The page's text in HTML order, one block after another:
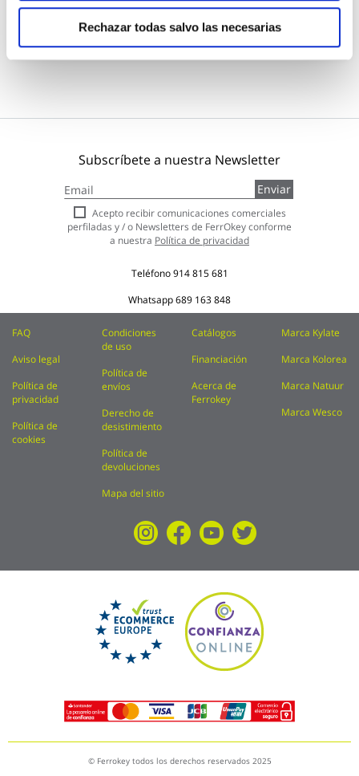
Rechazar todas salvo las necesarias
Añadir al carrito
Subscríbete a nuestra Newsletter
a
nuestro
boletín
de
Enviar
Acepto recibir comunicaciones comerciales
perfiladas y / o Newsletters de FerrOkey conforme
a nuestra Política de privacidad
Teléfono914 815 681
Whatsapp689 163 848
FAQ
Aviso legal
Política de
privacidad
Política de
cookies
Condiciones
de uso
Política de
envíos
Derecho de
desistimiento
Política de
devoluciones
Mapa del sitio
Catálogos
Financiación
Acerca de
Ferrokey
Marca Kylate
Marca Kolorea
Marca Natuur
Marca Wesco
© Ferrokey todos los derechos reservados 2025